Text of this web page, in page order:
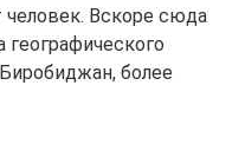
Вскоре сюда
более